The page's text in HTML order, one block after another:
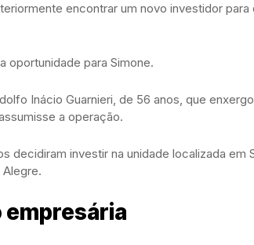
encontrar um novo investidor para
oportunidade para Simone.
Inácio Guarnieri, de 56 anos, que
a operação.
decidiram investir na unidade localizada em
empresária